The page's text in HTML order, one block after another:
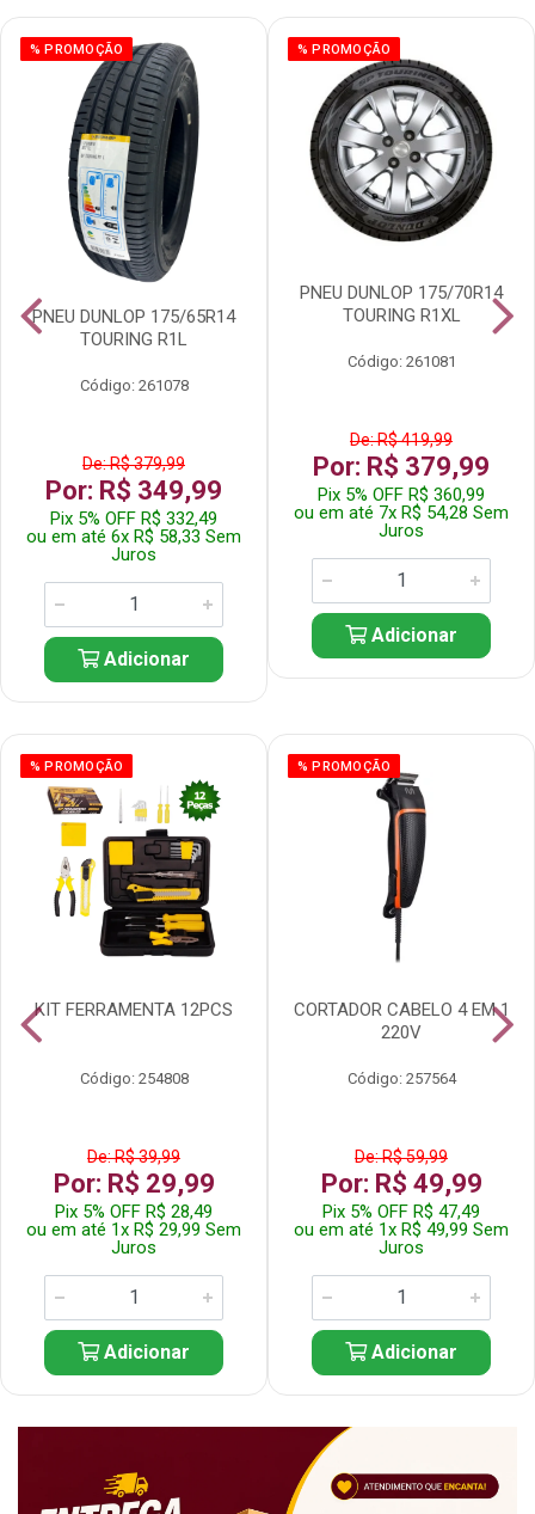
% PROMOÇÃO
PNEU DUNLOP 175/65R14
TOURING R1L
Código: 261078
De: R$ 379,99
Por: R$ 349,99
Pix 5% OFF R$ 332,49
ou em até 6x R$ 58,33 Sem
Juros
Adicionar
% PROMOÇÃO
PNEU DUNLOP 175/70R14
TOURING R1XL
Código: 261081
De: R$ 419,99
Por: R$ 379,99
Pix 5% OFF R$ 360,99
ou em até 7x R$ 54,28 Sem
Juros
Adicionar
% PROMOÇÃO
KIT FERRAMENTA 12PCS
Código: 254808
De: R$ 39,99
Por: R$ 29,99
Pix 5% OFF R$ 28,49
ou em até 1x R$ 29,99 Sem
Juros
Adicionar
% PROMOÇÃO
CORTADOR CABELO 4 EM 1
220V
Código: 257564
De: R$ 59,99
Por: R$ 49,99
Pix 5% OFF R$ 47,49
ou em até 1x R$ 49,99 Sem
Juros
Adicionar